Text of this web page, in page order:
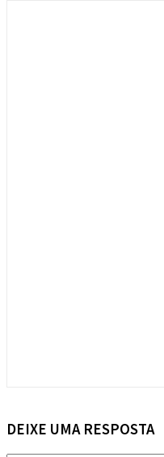
DEIXE UMA RESPOSTA